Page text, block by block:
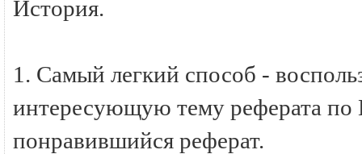
История.
1. Самый легкий способ -
интересующую тему реферата по
понравившийся реферат.